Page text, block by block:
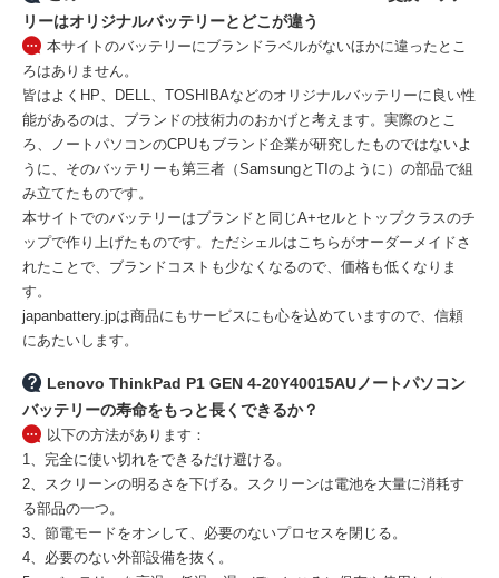
リーはオリジナルバッテリーとどこが違う
本サイトのバッテリーにブランドラベルがないほかに違ったとこ
ろはありません。
皆はよくHP、DELL、TOSHIBAなどのオリジナルバッテリーに良い性
能があるのは、ブランドの技術力のおかげと考えます。実際のとこ
ろ、ノートパソコンのCPUもブランド企業が研究したものではないよ
うに、そのバッテリーも第三者（SamsungとTIのように）の部品で組
み立てたものです。
本サイトでのバッテリーはブランドと同じA+セルとトップクラスのチ
ップで作り上げたものです。ただシェルはこちらがオーダーメイドさ
れたことで、ブランドコストも少なくなるので、価格も低くなりま
す。
japanbattery.jpは商品にもサービスにも心を込めていますので、信頼
にあたいします。
Lenovo ThinkPad P1 GEN 4-20Y40015AUノートパソコン
バッテリーの寿命をもっと長くできるか？
以下の方法があります：
1、完全に使い切れをできるだけ避ける。
2、スクリーンの明るさを下げる。スクリーンは電池を大量に消耗す
る部品の一つ。
3、節電モードをオンして、必要のないプロセスを閉じる。
4、必要のない外部設備を抜く。